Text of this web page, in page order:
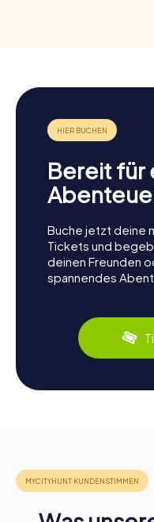
Bereit für
Buche jetzt deine
Tickets und
deinen Freunden
spannendes